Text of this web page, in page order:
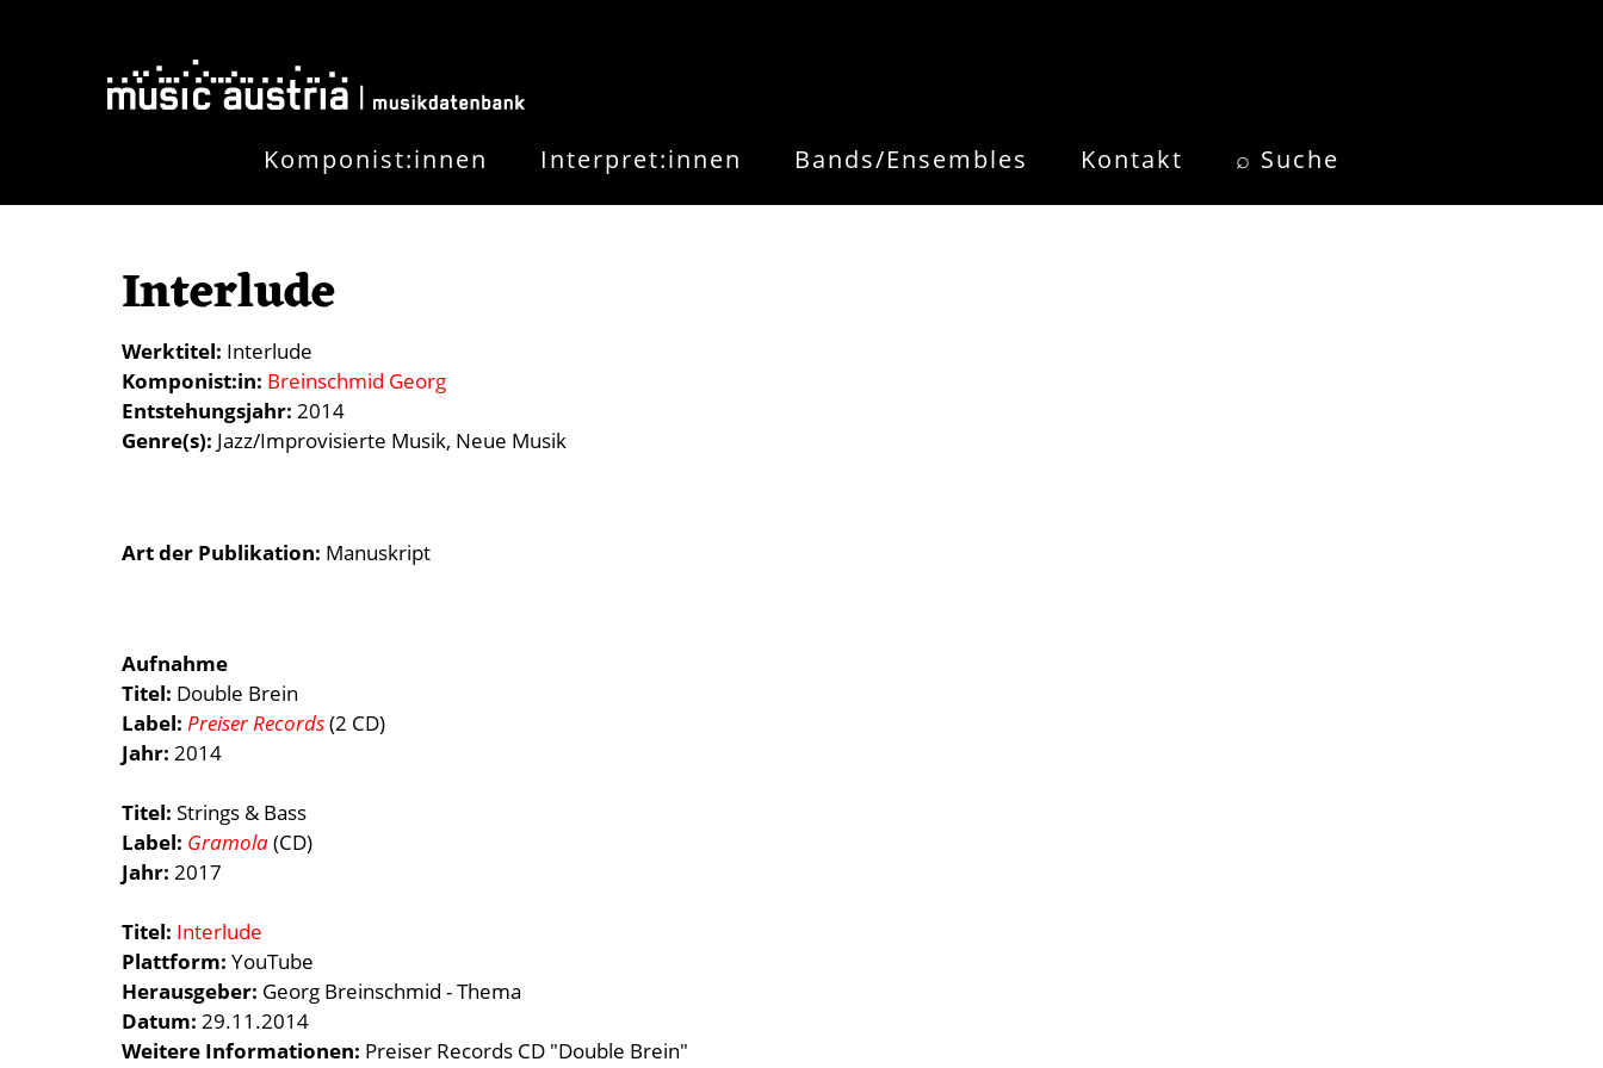
Komponist:innen Interpret:innen Bands/Ensembles Kontakt ⌕ Suche
Interlude
Werktitel Interlude
Komponist:in Breinschmid Georg
Entstehungsjahr 2014
Genre(s) Jazz/Improvisierte Musik Neue Musik
Art der Publikation Manuskript
Aufnahme
Titel: Double Brein
Label: Preiser Records(2 CD)
Jahr: 2014
Titel: Strings & Bass
Label: Gramola(CD)
Jahr: 2017
Titel: Interlude
Plattform: YouTube
Herausgeber: Georg Breinschmid - Thema
Datum: 29.11.2014
Weitere Informationen: Preiser Records CD "Double Brein"